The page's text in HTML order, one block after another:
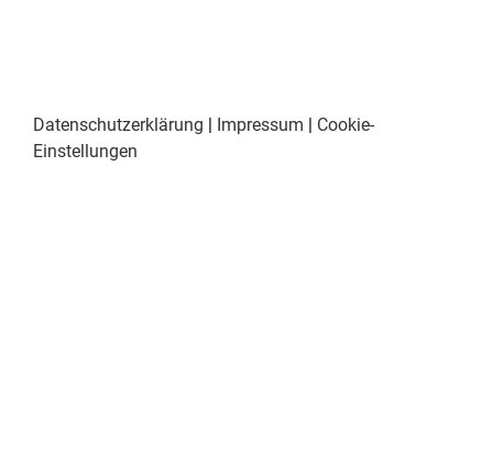
Datenschutzerklärung | Impressum | Cookie-
Einstellungen